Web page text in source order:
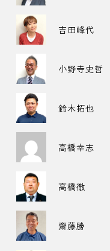
吉田峰代
小野寺史哲
鈴木拓也
高橋幸志
高橋徹
齋藤勝